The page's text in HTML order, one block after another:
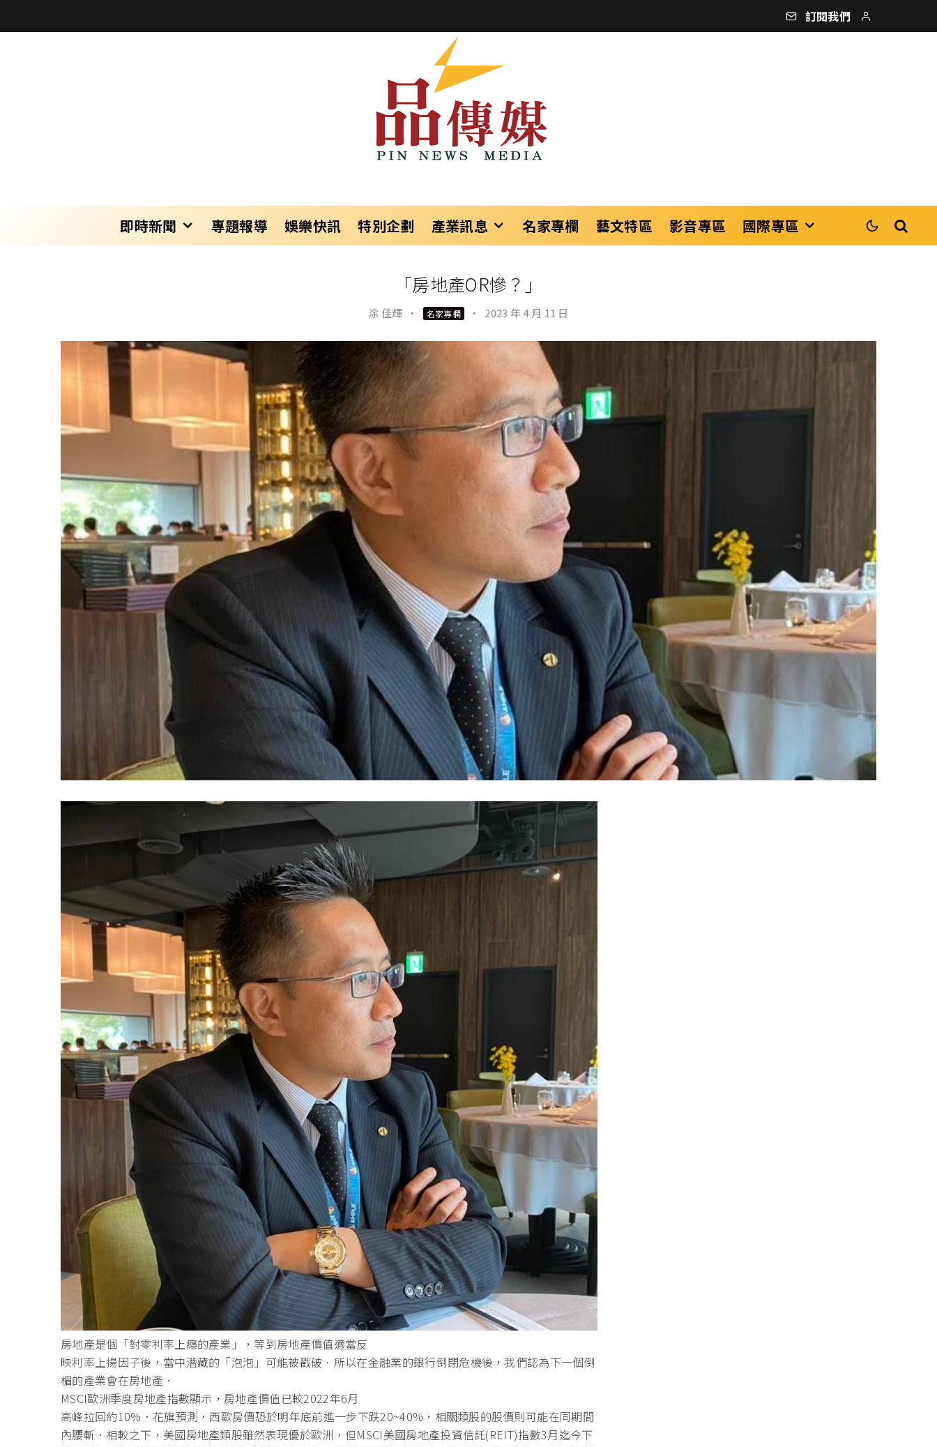
訂閱我們
即時新聞 專題報導 娛樂快訊 特別企劃 產業訊息 名家專欄 藝文特區 影音專區 國際專區
「房地產OR慘？」
涂 佳輝 · 名家專欄 · 2023 年 4 月 11 日
房地產是個「對零利率上癮的產業」，等到房地產價值適當反
映利率上揚因子後，當中潛藏的「泡泡」可能被戳破．所以在金融業的銀行倒閉危機後，我們認為下一個倒
楣的產業會在房地產．
MSCI歐洲季度房地產指數顯示，房地產價值已較2022年6月
高峰拉回約10%．花旗預測，西歐房價恐於明年底前進一步下跌20~40%，相關類股的股價則可能在同期間
內腰斬．相較之下，美國房地產類股雖然表現優於歐洲，但MSCI美國房地產投資信託(REIT)指數3月迄今下